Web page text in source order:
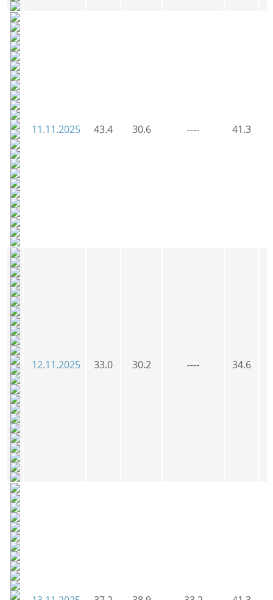
11.11.2025 43.4 30.6 ---- 41.3
12.11.2025 33.0 30.2 ---- 34.6